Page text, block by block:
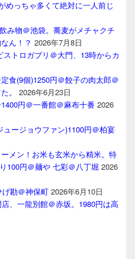
めっちゃ多くて絶対に一人前じ
み物＠池袋。蕎麦がメチャクチ
ん！？ 2026年7月8日
トロガブリ＠大門、13時からカ
食(9個)1250円＠餃子の肉太郎＠
。
2026年6月23日
円＠一番館＠麻布十番 2026
ージョウファン)1100円＠柏宴
メン！お米も玄米から精米。特
100円＠麺や 七彩＠八丁堀 2026
勘＠神保町 2026年6月10日
、一龍別館＠赤坂。1980円は高